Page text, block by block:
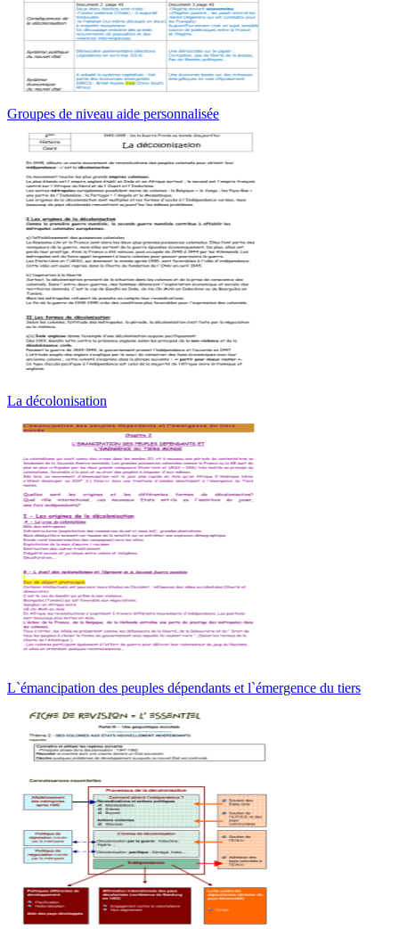
Groupes de niveau aide personnalisée
La décolonisation
L`émancipation des peuples dépendants et l`émergence du tiers